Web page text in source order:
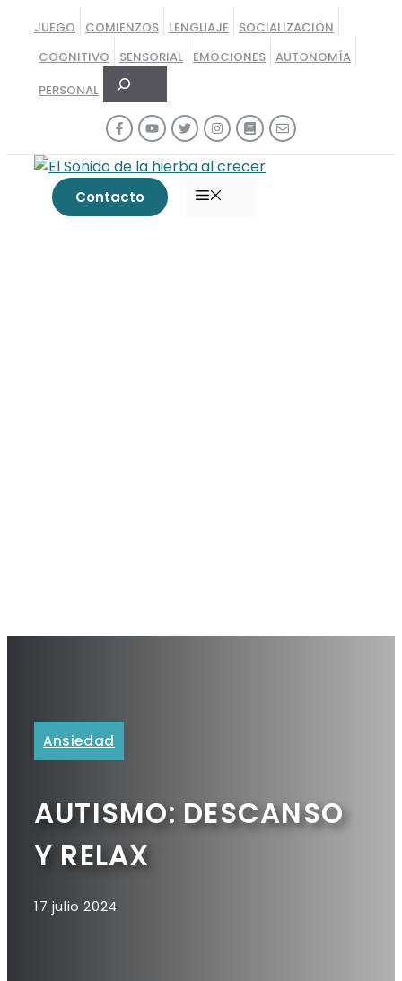
contenido
JUEGO COMIENZOS LENGUAJE
SOCIALIZACIÓN
COGNITIVO
SENSORIAL EMOCIONES AUTONOMÍA
PERSONAL
Buscar
Contacto
Ansiedad
AUTISMO: DESCANSO
Y RELAX
17 julio 2024